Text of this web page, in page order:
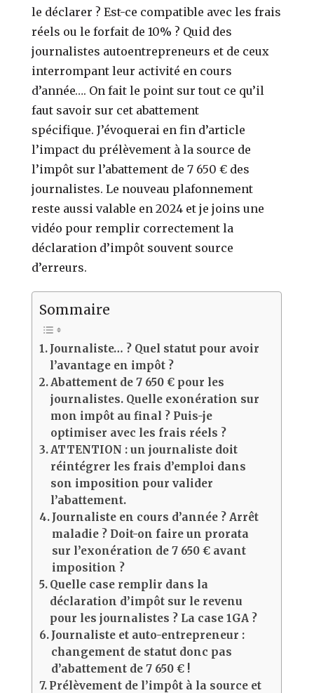
le déclarer ? Est-ce compatible avec les frais
réels ou le forfait de 10% ? Quid des
journalistes autoentrepreneurs et de ceux
interrompant leur activité en cours
d’année…. On fait le point sur tout ce qu’il
faut savoir sur cet abattement
spécifique. J’évoquerai en fin d’article
l’impact du prélèvement à la source de
l’impôt sur l’abattement de 7 650 € des
journalistes. Le nouveau plafonnement
reste aussi valable en 2024 et je joins une
vidéo pour remplir correctement la
déclaration d’impôt souvent source
d’erreurs.
Sommaire
Journaliste… ? Quel statut pour avoir
l’avantage en impôt ?
Abattement de 7 650 € pour les
journalistes. Quelle exonération sur
mon impôt au final ? Puis-je
optimiser avec les frais réels ?
ATTENTION : un journaliste doit
réintégrer les frais d’emploi dans
son imposition pour valider
l’abattement.
Journaliste en cours d’année ? Arrêt
maladie ? Doit-on faire un prorata
sur l’exonération de 7 650 € avant
imposition ?
Quelle case remplir dans la
déclaration d’impôt sur le revenu
pour les journalistes ? La case 1GA ?
Journaliste et auto-entrepreneur :
changement de statut donc pas
d’abattement de 7 650 € !
Prélèvement de l’impôt à la source et